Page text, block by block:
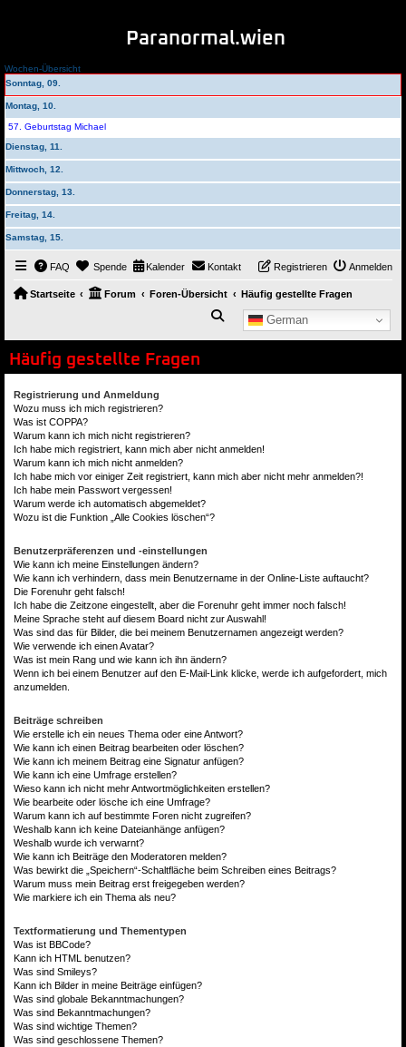
Paranormal.wien
Wochen-Übersicht
Sonntag, 09.
Montag, 10.
57. Geburtstag Michael
Dienstag, 11.
Mittwoch, 12.
Donnerstag, 13.
Freitag, 14.
Samstag, 15.
FAQ Spende Kalender Kontakt Anmelden
Registrieren
Startseite Forum Foren-Übersicht Häufig gestellte Fragen
German
Suche
Häufig gestellte Fragen
Registrierung und Anmeldung
Wozu muss ich mich registrieren?
Was ist COPPA?
Warum kann ich mich nicht registrieren?
Ich habe mich registriert, kann mich aber nicht anmelden!
Warum kann ich mich nicht anmelden?
Ich habe mich vor einiger Zeit registriert, kann mich aber nicht mehr anmelden?!
Ich habe mein Passwort vergessen!
Warum werde ich automatisch abgemeldet?
Wozu ist die Funktion „Alle Cookies löschen“?
Benutzerpräferenzen und -einstellungen
Wie kann ich meine Einstellungen ändern?
Wie kann ich verhindern, dass mein Benutzername in der Online-Liste auftaucht?
Die Forenuhr geht falsch!
Ich habe die Zeitzone eingestellt, aber die Forenuhr geht immer noch falsch!
Meine Sprache steht auf diesem Board nicht zur Auswahl!
Was sind das für Bilder, die bei meinem Benutzernamen angezeigt werden?
Wie verwende ich einen Avatar?
Was ist mein Rang und wie kann ich ihn ändern?
Wenn ich bei einem Benutzer auf den E-Mail-Link klicke, werde ich aufgefordert, mich
anzumelden.
Beiträge schreiben
Wie erstelle ich ein neues Thema oder eine Antwort?
Wie kann ich einen Beitrag bearbeiten oder löschen?
Wie kann ich meinem Beitrag eine Signatur anfügen?
Wie kann ich eine Umfrage erstellen?
Wieso kann ich nicht mehr Antwortmöglichkeiten erstellen?
Wie bearbeite oder lösche ich eine Umfrage?
Warum kann ich auf bestimmte Foren nicht zugreifen?
Weshalb kann ich keine Dateianhänge anfügen?
Weshalb wurde ich verwarnt?
Wie kann ich Beiträge den Moderatoren melden?
Was bewirkt die „Speichern“-Schaltfläche beim Schreiben eines Beitrags?
Warum muss mein Beitrag erst freigegeben werden?
Wie markiere ich ein Thema als neu?
Textformatierung und Thementypen
Was ist BBCode?
Kann ich HTML benutzen?
Was sind Smileys?
Kann ich Bilder in meine Beiträge einfügen?
Was sind globale Bekanntmachungen?
Was sind Bekanntmachungen?
Was sind wichtige Themen?
Was sind geschlossene Themen?